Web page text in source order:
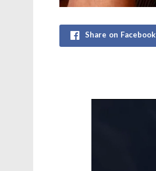
Share on Facebook